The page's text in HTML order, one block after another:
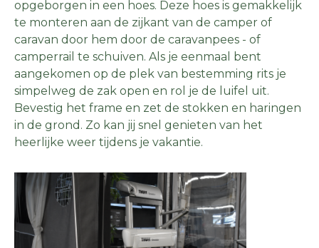
opgeborgen in een hoes. Deze hoes is gemakkelijk
te monteren aan de zijkant van de camper of
caravan door hem door de caravanpees - of
camperrail te schuiven. Als je eenmaal bent
aangekomen op de plek van bestemming rits je
simpelweg de zak open en rol je de luifel uit.
Bevestig het frame en zet de stokken en haringen
in de grond. Zo kan jij snel genieten van het
heerlijke weer tijdens je vakantie.